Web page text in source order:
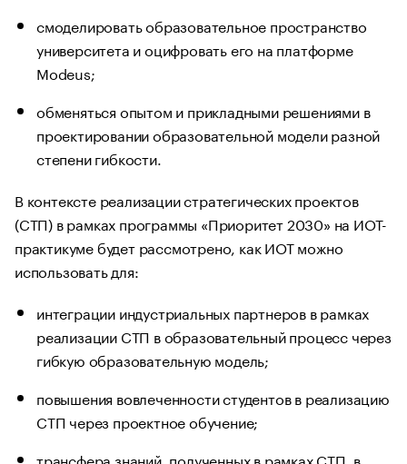
смоделировать образовательное пространство
университета и оцифровать его на платформе
Modeus;
обменяться опытом и прикладными решениями в
проектировании образовательной модели разной
степени гибкости.
В контексте реализации стратегических проектов
(СТП) в рамках программы «Приоритет 2030» на ИОТ-
практикуме будет рассмотрено, как ИОТ можно
использовать для:
интеграции индустриальных партнеров в рамках
реализации СТП в образовательный процесс через
гибкую образовательную модель;
повышения вовлеченности студентов в реализацию
СТП через проектное обучение;
трансфера знаний, полученных в рамках СТП, в